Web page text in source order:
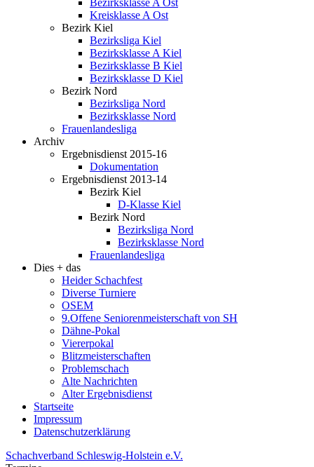
Bezirksklasse A Ost
Kreisklasse A Ost
Bezirk Kiel
Bezirksliga Kiel
Bezirksklasse A Kiel
Bezirksklasse B Kiel
Bezirksklasse D Kiel
Bezirk Nord
Bezirksliga Nord
Bezirksklasse Nord
Frauenlandesliga
Archiv
Ergebnisdienst 2015-16
Dokumentation
Ergebnisdienst 2013-14
Bezirk Kiel
D-Klasse Kiel
Bezirk Nord
Bezirksliga Nord
Bezirksklasse Nord
Frauenlandesliga
Dies + das
Heider Schachfest
Diverse Turniere
OSEM
9.Offene Seniorenmeisterschaft von SH
Dähne-Pokal
Viererpokal
Blitzmeisterschaften
Problemschach
Alte Nachrichten
Alter Ergebnisdienst
Startseite
Impressum
Datenschutzerklärung
Schachverband Schleswig-Holstein e.V.